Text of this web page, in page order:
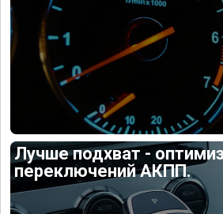
Лучше подхват -
переключений АКПП.